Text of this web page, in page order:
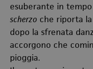
esuberante in
scherzo che riporta
dopo la sfrenata
accorgono che
pioggia.